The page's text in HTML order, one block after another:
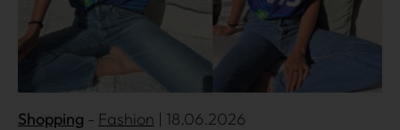
Shopping Fashion | 18.06.2026